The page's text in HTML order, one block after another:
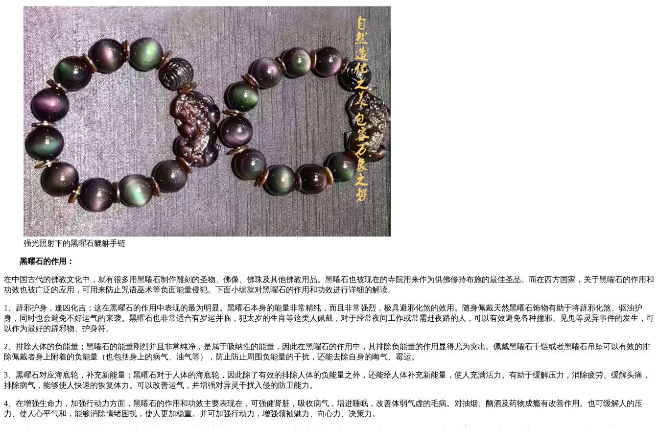
强光照射下的黑曜石貔貅手链
黑曜石的作用：
在中国古代的佛教文化中，就有很多用黑曜石制作雕刻的圣物、佛像、佛珠及其他佛教用品。黑曜石也被现在的寺院用来作为供佛修持布施的最佳圣品。而在西方国家，关于黑曜石的作用和
功效也被广泛的应用，可用来防止咒语巫术等负面能量侵犯。下面小编就对黑曜石的作用和功效进行详细的解读。
1、辟邪护身，逢凶化吉；这在黑曜石的作用中表现的最为明显。黑曜石本身的能量非常精纯，而且非常强烈，极具避邪化煞的效用。随身佩戴天然黑曜石饰物有助于将辟邪化煞、驱浊护
身，同时也会避免不好运气的来袭。黑曜石也非常适合有岁运并临，犯太岁的生肖等这类人佩戴，对于经常夜间工作或常需赶夜路的人，可以有效避免各种撞邪、见鬼等灵异事件的发生，可
以作为最好的辟邪物、护身符。
2、排除人体的负能量；黑曜石的能量刚烈并且非常纯净，是属于吸纳性的能量，因此在黑曜石的作用中，其排除负能量的作用显得尤为突出。佩戴黑曜石手链或者黑曜石吊坠可以有效的排
除佩戴者身上附着的负能量（也包括身上的病气、浊气等），防止防止周围负能量的干扰，还能去除自身的晦气、霉运。
3、黑曜石对应海底轮，补充新能量；黑曜石对于人体的海底轮，因此除了有效的排除人体的负能量之外，还能给人体补充新能量，使人充满活力。有助于缓解压力，消除疲劳、缓解头痛，
排除病气，能够使人快速的恢复体力。可以改善运气，并增强对异灵干扰入侵的防卫能力。
4、在增强生命力，加强行动力方面，黑曜石的作用和功效主要表现在，可强健肾脏，吸收病气，增进睡眠，改善体弱气虚的毛病。对抽烟、酗酒及药物成瘾有改善作用。也可缓解人的压
力、使人心平气和，能够消除情绪困扰，使人更加稳重。并可加强行动力，增强领袖魅力、向心力、决策力。